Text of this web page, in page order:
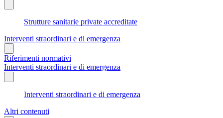
Strutture sanitarie private accreditate
Interventi straordinari e di emergenza
Riferimenti normativi
Interventi straordinari e di emergenza
Interventi straordinari e di emergenza
Altri contenuti